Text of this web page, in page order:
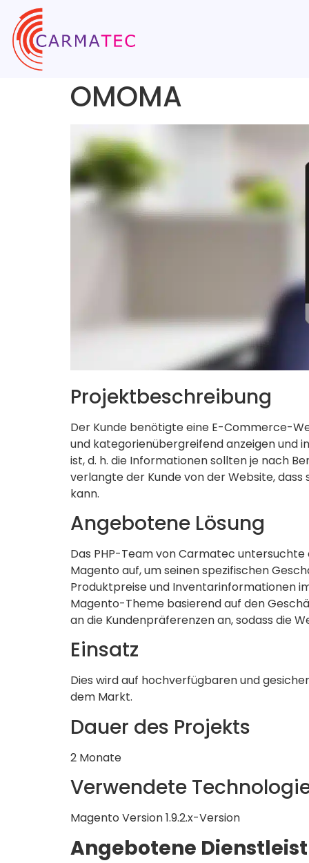
OMOMA
Projektbeschreibung
Der Kunde benötigte eine E-Commerce-
und kategorienübergreifend anzeigen und
ist, d. h. die Informationen sollten je nach
verlangte der Kunde von der Website,
kann.
Angebotene Lösung
Das PHP-Team von Carmatec
Magento auf, um seinen spezifischen
Produktpreise und Inventarinformationen
Magento-Theme basierend auf den
an die Kundenpräferenzen an, sodass die
Einsatz
Dies wird auf hochverfügbaren und
dem Markt.
Dauer des Projekts
2 Monate
Verwendete
Magento Version 1.9.2.x-Version
Angebotene